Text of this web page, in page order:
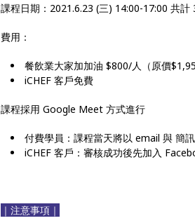
課程日期：2021.6.23 (三) 14:00-17:00 共計
費用：
餐飲業大家加加油 $800/人（原價
iCHEF 客戶免費
課程採用 Google Meet 方式進行
付費學員：課程當天將以 email 與 簡
iCHEF 客戶：審核成功後先加入
｜注意事項｜